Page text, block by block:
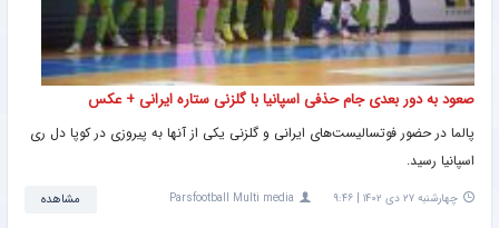
صعود به دور بعدی جام حذفی اسپانیا با گلزنی ستاره ایرانی + عکس
پالما در حضور فوتسالیست‌های ایرانی و گلزنی یکی از آنها به پیروزی در کوپا دل ری
اسپانیا رسید.
چهارشنبه ۲۷ دی ۱۴۰۲ | ۹:۴۶ Parsfootball Multi media مشاهده